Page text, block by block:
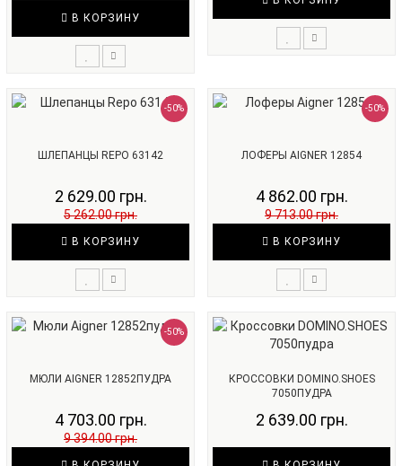
В КОРЗИНУ
-50%
ШЛЕПАНЦЫ REPO 63142
2 629.00 грн.
5 262.00 грн.
В КОРЗИНУ
-50%
ЛОФЕРЫ AIGNER 12854
4 862.00 грн.
9 713.00 грн.
В КОРЗИНУ
-50%
МЮЛИ AIGNER 12852ПУДРА
4 703.00 грн.
9 394.00 грн.
КРОССОВКИ DOMINO.SHOES
7050ПУДРА
2 639.00 грн.